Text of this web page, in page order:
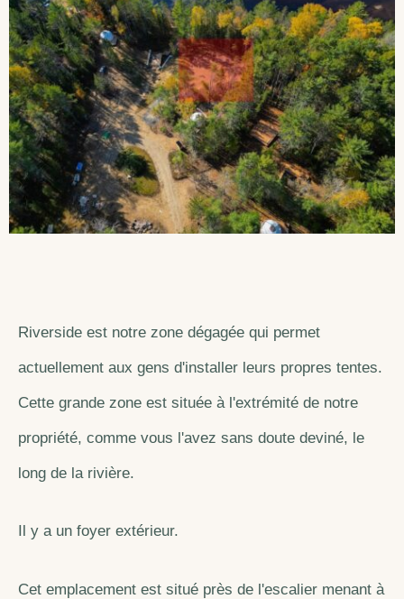
Riverside est notre zone dégagée qui permet
actuellement aux gens d'installer leurs propres tentes.
Cette grande zone est située à l'extrémité de notre
propriété, comme vous l'avez sans doute deviné, le
long de la rivière.
Il y a un foyer extérieur.
Cet emplacement est situé près de l'escalier menant à